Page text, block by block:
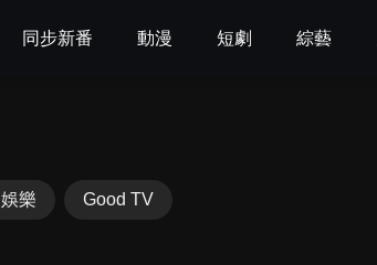
同步新番 動漫 短劇 綜藝
娛樂 Good TV